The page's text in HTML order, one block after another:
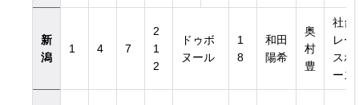
新
潟
1 4 7
2
1
2
ドゥボ
ヌール
1
8
和田
陽希
奥
村
豊
社台
レー
スホ
ース